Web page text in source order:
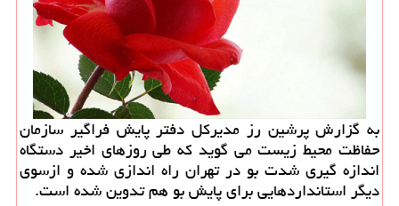
به گزارش پرشین رز مدیركل دفتر پایش فراگیر سازمان
حفاظت محیط زیست می گوید كه طی روزهای اخیر دستگاه
اندازه گیری شدت بو در تهران راه اندازی شده و ازسوی
دیگر استانداردهایی برای پایش بو هم تدوین شده است.